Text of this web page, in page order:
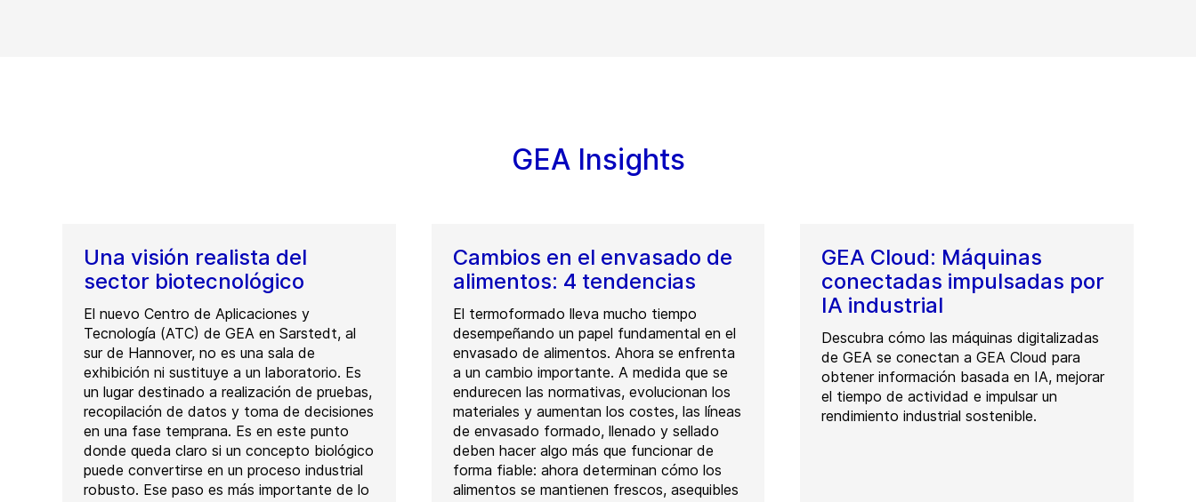
GEA Insights
Una visión realista del
sector biotecnológico
El nuevo Centro de Aplicaciones y
Tecnología (ATC) de GEA en Sarstedt, al
sur de Hannover, no es una sala de
exhibición ni sustituye a un laboratorio. Es
un lugar destinado a realización de pruebas,
recopilación de datos y toma de decisiones
en una fase temprana. Es en este punto
donde queda claro si un concepto biológico
puede convertirse en un proceso industrial
robusto. Ese paso es más importante de lo
Cambios en el envasado de
alimentos: 4 tendencias
El termoformado lleva mucho tiempo
desempeñando un papel fundamental en el
envasado de alimentos. Ahora se enfrenta
a un cambio importante. A medida que se
endurecen las normativas, evolucionan los
materiales y aumentan los costes, las líneas
de envasado formado, llenado y sellado
deben hacer algo más que funcionar de
forma fiable: ahora determinan cómo los
alimentos se mantienen frescos, asequibles
GEA Cloud: Máquinas
conectadas impulsadas por
IA industrial
Descubra cómo las máquinas digitalizadas
de GEA se conectan a GEA Cloud para
obtener información basada en IA, mejorar
el tiempo de actividad e impulsar un
rendimiento industrial sostenible.